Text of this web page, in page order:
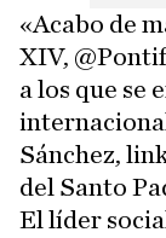
«Acabo de
XIV,
a los que se
Sánchez,
del Santo
El líder